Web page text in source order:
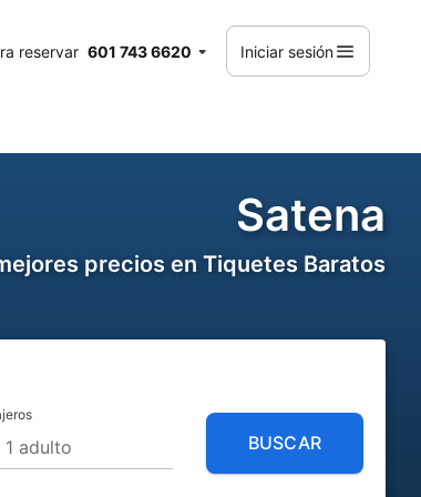
reservar 601 743 6620 Iniciar sesión
Satena
precios en Tiquetes Baratos
BUSCAR